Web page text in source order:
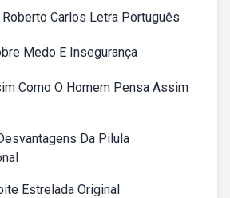
Carlos Letra Português
Medo E Insegurança
Como O Homem Pensa Assim
Da Pilula
Estrelada Original